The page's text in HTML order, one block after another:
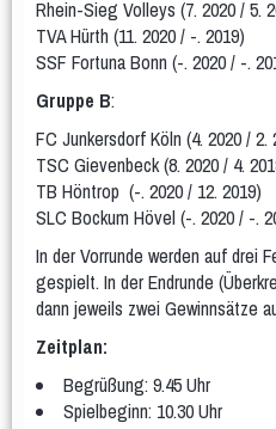
Volleyball
Turniere
Norbert-Beil-Turnier
Anmeldung
Sporthalle &
WDM U18 (Mär
Teams WDM-
WDM auf Twitch
Spielplan &
Sporthalle &
Rhein-Sieg Volleys (7. 2020 / 5.
TVA Hürth (11. 2020 / -. 2019)
SSF Fortuna Bonn (-. 2020 / -.
Gruppe B:
FC Junkersdorf Köln (4. 2020 / 2.
TSC Gievenbeck(8. 2020 / 4.
TB Höntrop (-. 2020 / 12. 2019)
SLC Bockum Hövel (-. 2020 / -.
In der Vorrunde werden auf drei
gespielt. In der Endrunde
dann jeweils zwei Gewinnsätze
Zeitplan:
Begrüßung: 9.45 Uhr
Spielbeginn: 10.30 Uhr